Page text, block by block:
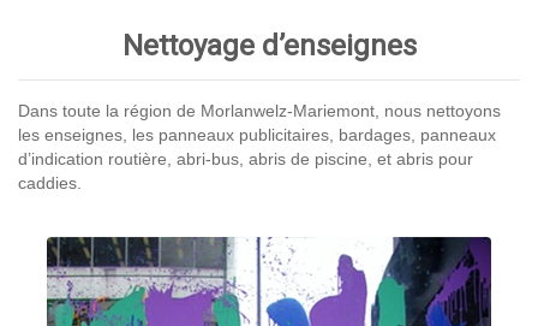
Nettoyage d’enseignes
Dans toute la région de Morlanwelz-Mariemont, nous nettoyons
les enseignes, les panneaux publicitaires, bardages, panneaux
d’indication routière, abri-bus, abris de piscine, et abris pour
caddies.